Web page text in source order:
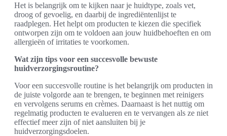
Het is belangrijk om te kijken naar je huidtype, zoals vet,
droog of gevoelig, en daarbij de ingrediëntenlijst te
raadplegen. Het helpt om producten te kiezen die specifiek
ontworpen zijn om te voldoen aan jouw huidbehoeften en om
allergieën of irritaties te voorkomen.
Wat zijn tips voor een succesvolle bewuste
huidverzorgingsroutine?
Voor een succesvolle routine is het belangrijk om producten in
de juiste volgorde aan te brengen, te beginnen met reinigers
en vervolgens serums en crèmes. Daarnaast is het nuttig om
regelmatig producten te evalueren en te vervangen als ze niet
effectief meer zijn of niet aansluiten bij je
huidverzorgingsdoelen.